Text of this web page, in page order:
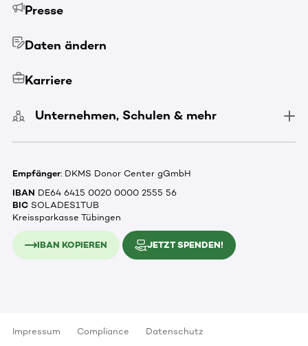
Presse
Daten ändern
Karriere
Unternehmen, Schulen & mehr
Empfänger: DKMS Donor Center gGmbH
IBAN DE64 6415 0020 0000 2555 56
BIC SOLADES1TUB
Kreissparkasse Tübingen
IBAN KOPIEREN JETZT SPENDEN!
Impressum Compliance
Datenschutz